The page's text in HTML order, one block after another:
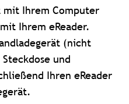
mit Ihrem Computer
Ihrem eReader.
(nicht
und
Ihren eReader